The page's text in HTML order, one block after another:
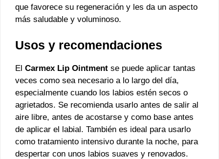
que favorece su regeneración y les da un aspecto
más saludable y voluminoso.
Usos y recomendaciones
El Carmex Lip Ointment se puede aplicar tantas
veces como sea necesario a lo largo del día,
especialmente cuando los labios estén secos o
agrietados. Se recomienda usarlo antes de salir al
aire libre, antes de acostarse y como base antes
de aplicar el labial. También es ideal para usarlo
como tratamiento intensivo durante la noche, para
despertar con unos labios suaves y renovados.